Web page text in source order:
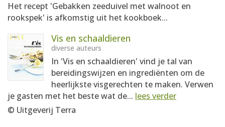
Het recept 'Gebakken zeeduivel met walnoot en
rookspek' is afkomstig uit het kookboek...
Vis en schaaldieren
diverse auteurs
In 'Vis en schaaldieren' vind je tal van
bereidingswijzen en ingrediënten om de
heerlijkste visgerechten te maken. Verwen
je gasten met het beste wat de... lees verder
© Uitgeverij Terra